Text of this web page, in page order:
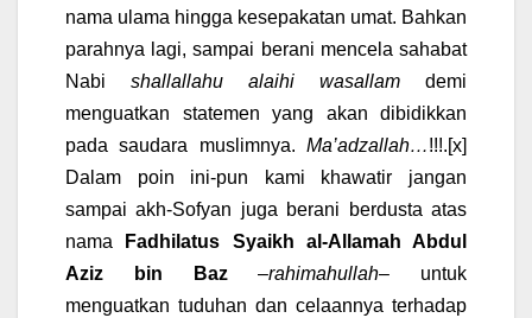
nama ulama hingga kesepakatan umat. Bahkan
parahnya lagi, sampai berani mencela sahabat
Nabi shallallahu alaihi wasallam demi
menguatkan statemen yang akan dibidikkan
pada saudara muslimnya. Ma’adzallah…!!!.[x]
Dalam poin ini-pun kami khawatir jangan
sampai akh-Sofyan juga berani berdusta atas
nama
Fadhilatus Syaikh al-Allamah Abdul
Aziz bin Baz–rahimahullah– untuk
menguatkan tuduhan dan celaannya terhadap